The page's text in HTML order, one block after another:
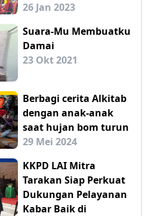
26 Jan 2023
Suara-Mu Membuatku
Damai
23 Okt 2021
Berbagi cerita Alkitab
dengan anak-anak
saat hujan bom turun
29 Mei 2024
KKPD LAI Mitra
Tarakan Siap Perkuat
Dukungan Pelayanan
Kabar Baik di